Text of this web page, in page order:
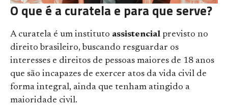
O que é a curatela e para que serve?
A curatela é um instituto assistencial previsto no
direito brasileiro, buscando resguardar os
interesses e direitos de pessoas maiores de 18 anos
que são incapazes de exercer atos da vida civil de
forma integral, ainda que tenham atingido a
maioridade civil.